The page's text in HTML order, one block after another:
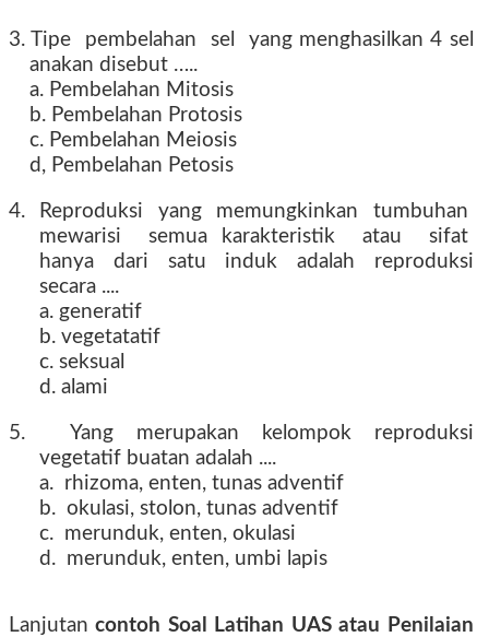
3. Tipe pembelahan sel yang menghasilkan 4 sel
anakan disebut …..
a. Pembelahan Mitosis
b. Pembelahan Protosis
c. Pembelahan Meiosis
d, Pembelahan Petosis
4. Reproduksi yang memungkinkan tumbuhan
mewarisi semua karakteristik atau sifat
hanya dari satu induk adalah reproduksi
secara ....
a. generatif
b. vegetatatif
c. seksual
d. alami
5. Yang merupakan kelompok reproduksi
vegetatif buatan adalah ....
a. rhizoma, enten, tunas adventif
b. okulasi, stolon, tunas adventif
c. merunduk, enten, okulasi
d. merunduk, enten, umbi lapis
Lanjutancontoh Soal Latihan UAS atau Penilaian